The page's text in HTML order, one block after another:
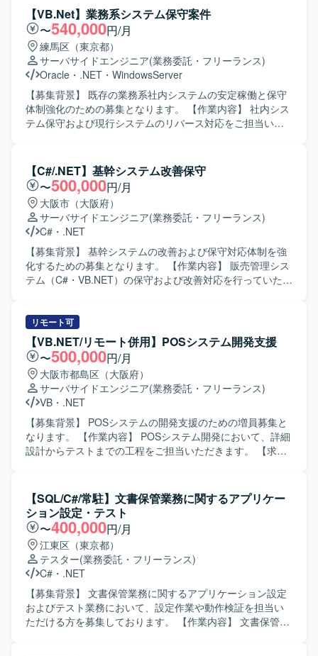
ことができます。 【開発環境】 ASP.NET、VB.NET、
C#.NET、PL/SQL、RDB（SQLServer、Oracle）などを用
いた業務系システム開発環境となります。
規機能追加などを行っていただきます。 【求める人物像】
主体的に業務を推進し、前向きかつ柔軟に対応できる方を
求めております。 【ポジションの魅力】 上流工程からリリ
ースまで一連の工程に携わることができ、基幹系システム
の保守・改善を通じて業務知識と開発スキルの双方を高め
ていただけます。 【開発環境】 C#.NET、VB.NETを用いた
販売管理システムの開発・保守環境となります。
【VB.Net】業務系システム保守案件
〜540,000円/月
練馬区（東京都）
サーバサイドエンジニア(業務委託・フリーランス)
Oracle ・ .NET ・ WindowsServer
【募集背景】 既存の業務系社内システムの安定稼働と保守
体制強化のための募集となります。 【作業内容】 社内シス
テム保守および現行システムのリバース対応をご担当いた
す。レガシー環境で稼働しているシステムの保守・改善も
行っていただきます。 【求める人物像】 レガシー環境に抵
抗がなく、既存システムの仕様把握やソース解析を粘り強
く行っていただける方を求めています。ドキュメント作成
を丁寧に行い、周囲とコミュニケーションを取りながら保
守作業を進められる方が望ましいです。 【ポジションの魅
力】 複数のデータベースやメインフレームを含むレガシー
環境の保守を通じて、既存システムの構造理解やソース解
析スキルを高めることができます。リバースエンジニアリ
DB：Oracle／Sybase／SQL Server 2013、メインフレー
ム：IBM i／DB2、サーバー：Windows Server（NT4.0、
2003、2012）／Linux などの環境で稼働する業務系社内シ
ステムとなります。
【C#/.NET】基幹システム改善保守
〜500,000円/月
大阪市（大阪府）
サーバサイドエンジニア(業務委託・フリーランス)
C# ・ .NET
【募集背景】 基幹システムの改善および保守対応体制を強
化するための募集となります。 【作業内容】 販売管理シス
テム（C#・VB.NET）の保守および改善対応を行っていただ
的かつ主体的に行動できる方を求めています。前向きで柔
軟な思考を持ち、状況に応じて自ら考えて動ける方です。
【ポジションの魅力】 基幹系販売管理システムの保守・改
善を通じて、業務知識と開発スキルを一体的に高めていく
ことができます。上流からリリースまで一貫して関われる
ため、システム全体の流れを把握しながらスキルアップし
ていただけます。 【開発環境】 C#.NET、VB.NET を用い
た販売管理システムの開発・保守環境となります。
リモート可
【VB.NET/リモート併用】POSシステム開発支援
〜500,000円/月
大阪市都島区（大阪府）
サーバサイドエンジニア(業務委託・フリーランス)
VB ・ .NET
【募集背景】 POSシステムの開発支援のための増員募集と
なります。 【作業内容】 POSシステム開発において、詳細
設計からテストまでの工程をご担当いただきます。 【求め
だける方を求めております。 【ポジションの魅力】 POSシ
ステムに関する知見を活かしつつ、詳細設計からテストま
で一連の工程に関わることができる案件です。 【開発環
境】 VB.NETを用いたPOSシステム開発環境となります。
【SQL/C#/常駐】文書保管業務に関するアプリケー
ション設定・テスト
〜400,000円/月
江東区（東京都）
テスター(業務委託・フリーランス)
C# ・ .NET
【募集背景】 文書保管業務に関するアプリケーション設定
およびテスト業務において、設定作業や動作検証を担当い
ただける方を募集しております。 【作業内容】 文書保管業